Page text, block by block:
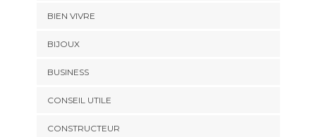
BIEN VIVRE
BIJOUX
BUSINESS
CONSEIL UTILE
CONSTRUCTEUR